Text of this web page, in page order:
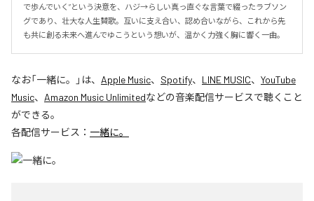
で歩んでいく”という決意を、ハジ→らしい真っ直ぐな言葉で綴ったラブソン
グであり、壮大な人生賛歌。互いに支え合い、認め合いながら、これから先
も共に創る未来へ進んでゆこうという想いが、温かく力強く胸に響く一曲。
なお「一緒に。 」は、 Apple Music、 Spotify、 LINE MUSIC、 YouTube
Music、 Amazon Music Unlimitedなどの音楽配信サービスで聴くこと
ができる。
各配信サービス： 一緒に。